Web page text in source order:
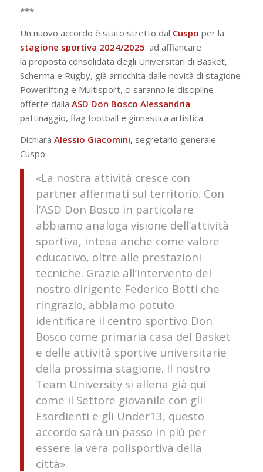
***
Un nuovo accordo è stato stretto dal Cuspo per la
stagione sportiva 2024/2025: ad affiancare
la proposta consolidata degli Universitari di Basket,
Scherma e Rugby, già arricchita dalle novità di stagione
Powerlifting e Multisport, ci saranno le discipline
offerte dalla ASD Don Bosco Alessandria –
pattinaggio, flag football e ginnastica artistica.
Dichiara Alessio Giacomini, segretario generale
Cuspo:
«La nostra attività cresce con
partner affermati sul territorio. Con
l’ASD Don Bosco in particolare
abbiamo analoga visione dell’attività
sportiva, intesa anche come valore
educativo, oltre alle prestazioni
tecniche. Grazie all’intervento del
nostro dirigente Federico Botti che
ringrazio, abbiamo potuto
identificare il centro sportivo Don
Bosco come primaria casa del Basket
e delle attività sportive universitarie
della prossima stagione. Il nostro
Team University si allena già qui
come il Settore giovanile con gli
Esordienti e gli Under13, questo
accordo sarà un passo in più per
essere la vera polisportiva della
città».